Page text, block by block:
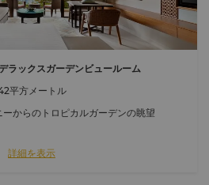
ラックスガーデンビュールーム
平方メートル
からのトロピカルガーデンの眺望
詳細を表示